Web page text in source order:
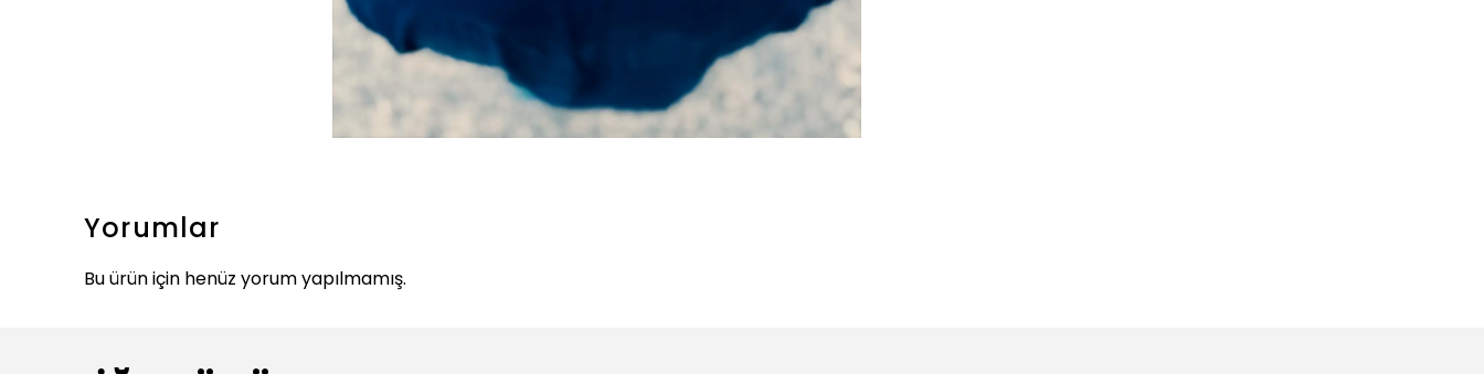
Yorumlar
Bu ürün için henüz yorum yapılmamış.